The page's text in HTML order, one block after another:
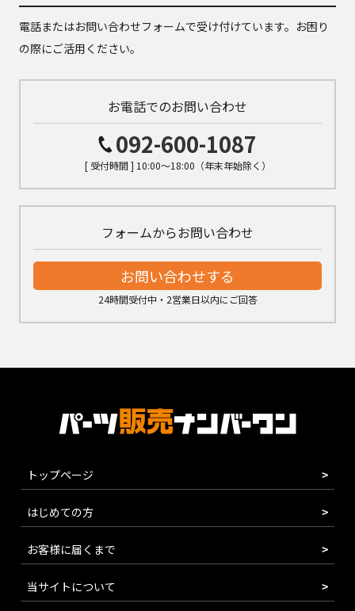
電話またはお問い合わせフォームで受け付けています。お困り
の際にご活用ください。
お電話でのお問い合わせ
092-600-1087
[ 受付時間 ] 10:00～18:00（年末年始除く）
フォームからお問い合わせ
お問い合わせする
24時間受付中・2営業日以内にご回答
トップページ
はじめての方
お客様に届くまで
当サイトについて